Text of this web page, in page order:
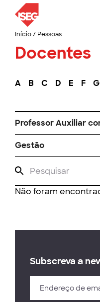
Início/ Pessoas
Docentes
A B C D E F G
Professor Auxiliar
Gestão
Não foram
Subscreva a